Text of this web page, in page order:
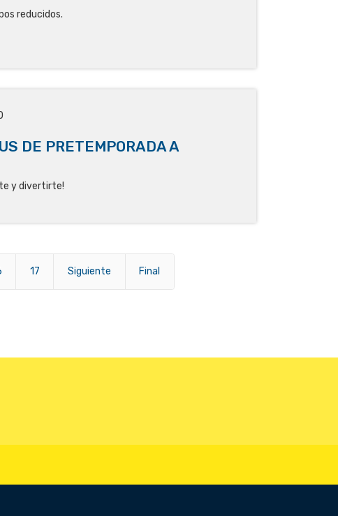
reducidos.
DE PRETEMPORADA A
y divertirte!
17 Siguiente Final